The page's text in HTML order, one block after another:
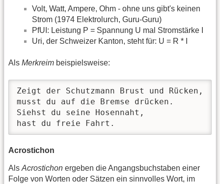
Volt, Watt, Ampere, Ohm - ohne uns gibt's keinen
Strom (1974 Elektrolurch, Guru-Guru)
PfUI: Leistung P = Spannung U mal Stromstärke I
Uri, der Schweizer Kanton, steht für: U = R * I
Als Merkreim beispielsweise:
Zeigt der Schutzmann Brust und Rücken,
musst du auf die Bremse drücken.
Siehst du seine Hosennaht,
hast du freie Fahrt.
Acrostichon
AlsAcrostichon ergeben die Angangsbuchstaben einer
Folge von Worten oder Sätzen ein sinnvolles Wort, im